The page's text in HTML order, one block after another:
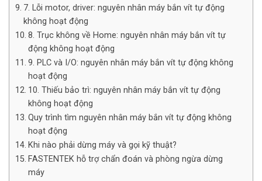
7. Lỗi motor, driver: nguyên nhân máy bắn vít tự động
không hoạt động
8. Trục không về Home: nguyên nhân máy bắn vít tự
động không hoạt động
9. PLC và I/O: nguyên nhân máy bắn vít tự động không
hoạt động
10. Thiếu bảo trì: nguyên nhân máy bắn vít tự động
không hoạt động
Quy trình tìm nguyên nhân máy bắn vít tự động không
hoạt động
Khi nào phải dừng máy và gọi kỹ thuật?
FASTENTEK hỗ trợ chẩn đoán và phòng ngừa dừng
máy